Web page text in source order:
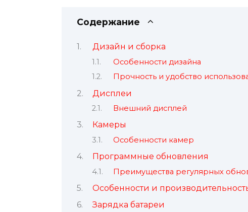
Содержание
Дизайн и сборка
Особенности дизайна
Прочность и удобство
Дисплеи
Внешний дисплей
Камеры
Особенности камер
Программные обновления
Преимущества регулярных
Особенности и
Зарядка батареи